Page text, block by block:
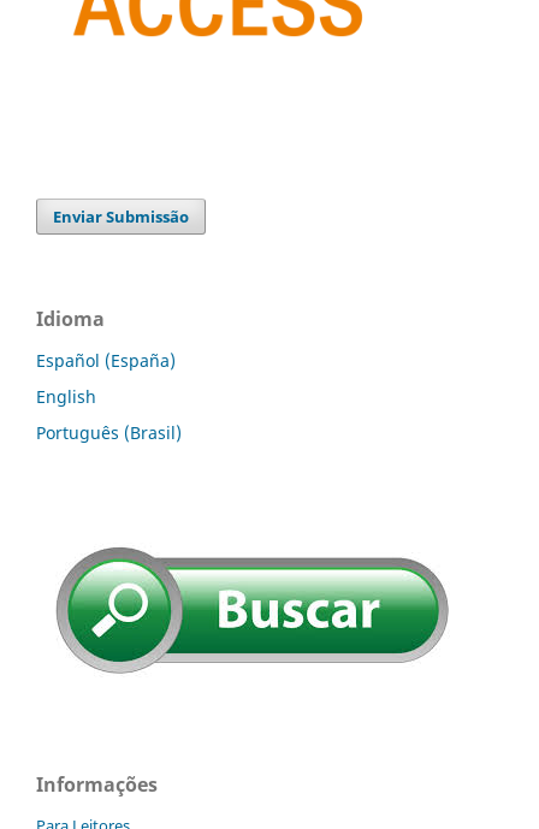
Enviar Submissão
Idioma
Español (España)
English
Português (Brasil)
Informações